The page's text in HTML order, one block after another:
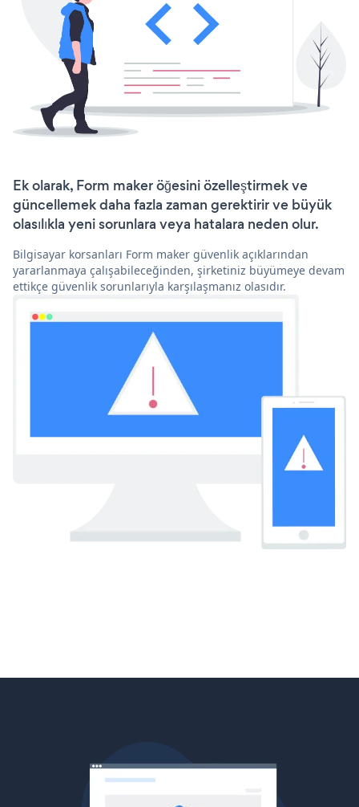
Ek olarak, Form maker öğesini özelleştirmek ve
güncellemek daha fazla zaman gerektirir ve büyük
olasılıkla yeni sorunlara veya hatalara neden olur.
Bilgisayar korsanları Form maker güvenlik açıklarından
yararlanmaya çalışabileceğinden, şirketiniz büyümeye devam
ettikçe güvenlik sorunlarıyla karşılaşmanız olasıdır.